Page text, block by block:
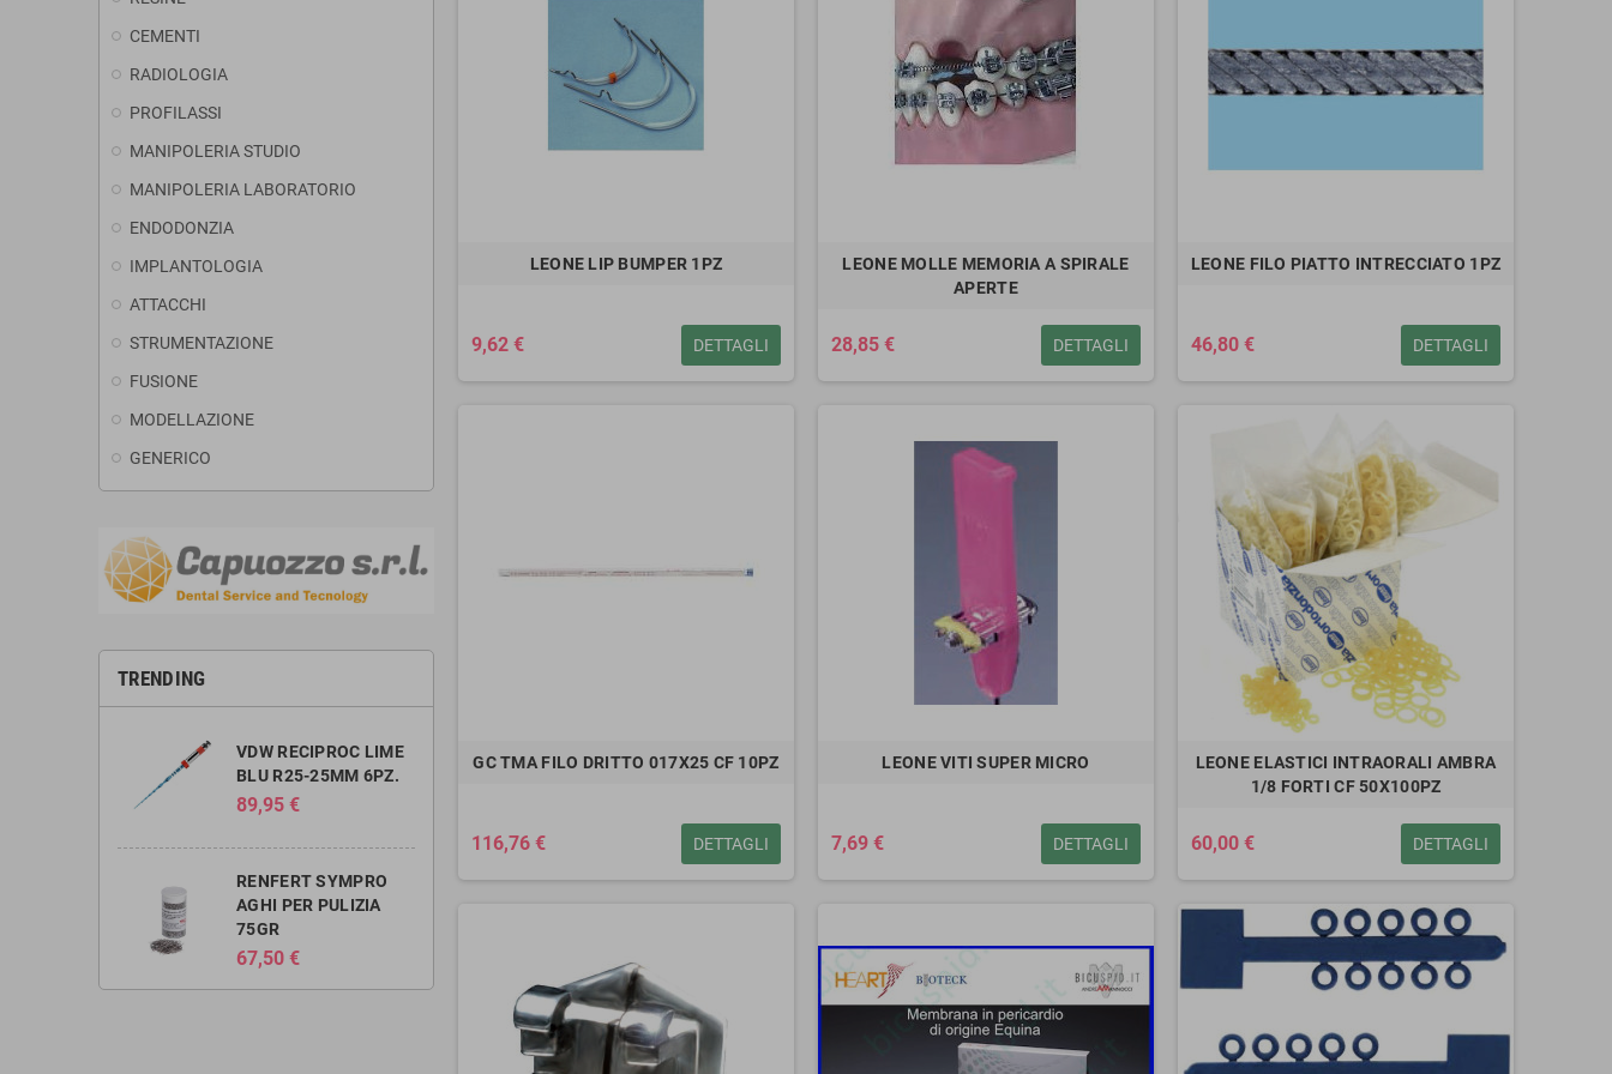
CEMENTI
RADIOLOGIA
PROFILASSI
MANIPOLERIA STUDIO
MANIPOLERIA LABORATORIO
ENDODONZIA
IMPLANTOLOGIA
ATTACCHI
STRUMENTAZIONE
FUSIONE
MODELLAZIONE
GENERICO
TRENDING
VDW RECIPROC LIME
BLU R25-25MM 6PZ.
89,95 €
RENFERT SYMPRO
AGHI PER PULIZIA
75GR
67,50 €
LEONE LIP BUMPER 1PZ
9,62 € DETTAGLI
LEONE MOLLE MEMORIA A SPIRALE
APERTE
28,85 € DETTAGLI
LEONE FILO PIATTO INTRECCIATO 1PZ
46,80 € DETTAGLI
GC TMA FILO DRITTO 017X25 CF 10PZ
116,76 € DETTAGLI
LEONE VITI SUPER MICRO
7,69 € DETTAGLI
LEONE ELASTICI INTRAORALI AMBRA
1/8 FORTI CF 50X100PZ
60,00 € DETTAGLI